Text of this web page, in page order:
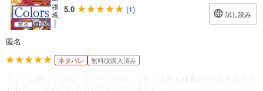
5.0
(1) 試し読み
匿名
ネタバレ 無料版購入済み